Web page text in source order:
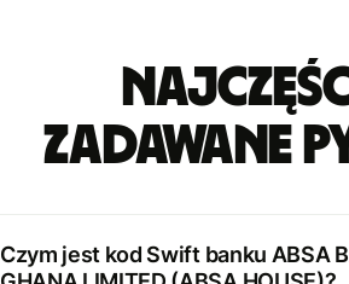
zadawane
Czym jest kod Swift banku ABSA